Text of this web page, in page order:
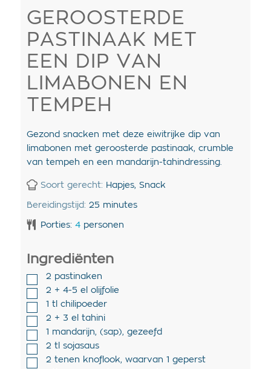
GEROOSTERDE
PASTINAAK MET
EEN DIP VAN
LIMABONEN EN
TEMPEH
Gezond snacken met deze eiwitrijke dip van
limabonen met geroosterde pastinaak, crumble
van tempeh en een mandarijn-tahindressing.
Soort gerecht: Hapjes, Snack
Bereidingstijd: 25 minutes
Porties: 4 personen
Ingrediënten
2 pastinaken
2 + 4-5 el
olijfolie
1 tl chilipoeder
2 + 3 el
tahini
1 mandarijn, (sap), gezeefd
2 tl sojasaus
2 tenen knoflook, waarvan 1 geperst